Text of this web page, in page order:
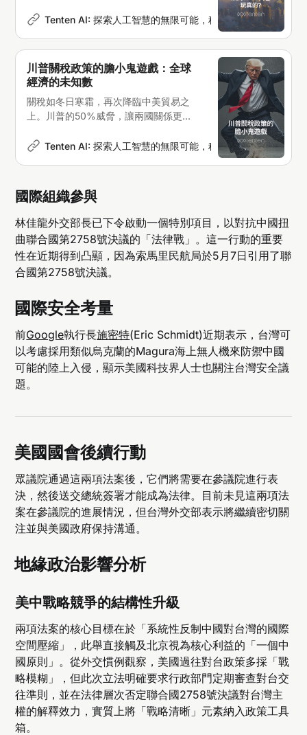
13.3的匯率需要台幣升值超過55%，這
Tenten AI: 探索人工智慧的無限可能，科技新聞深度解析
川普關稅政策的膽小鬼遊戲：全球
經濟的未知數
關稅如冬日寒霜，再次降臨中美貿易之
上。川普的50%威脅，讓兩國關係更顯
Tenten AI: 探索人工智慧的無限可能，科技新聞深度解析
國際組織參與
林佳龍外交部長已下令啟動一個特別項目，以對抗中國扭
曲聯合國第2758號決議的「法律戰」。這一行動的重要
性在近期得到凸顯，因為索馬里民航局於5月7日引用了聯
合國第2758號決議。
國際安全考量
前Google執行長施密特(Eric Schmidt)近期表示，台灣可
以考慮採用類似烏克蘭的Magura海上無人機來防禦中國
可能的陸上入侵，顯示美國科技界人士也關注台灣安全議
題。
美國國會後續行動
眾議院通過這兩項法案後，它們將需要在參議院進行表
決，然後送交總統簽署才能成為法律。目前未見這兩項法
案在參議院的進展情況，但台灣外交部表示將繼續密切關
注並與美國政府保持溝通。
地緣政治影響分析
美中戰略競爭的結構性升級
兩項法案的核心目標在於「系統性反制中國對台灣的國際
空間壓縮」，此舉直接觸及北京視為核心利益的「一個中
國原則」。從外交慣例觀察，美國過往對台政策多採「戰
略模糊」，但此次立法明確要求行政部門定期審查對台交
往準則，並在法律層次否定聯合國2758號決議對台灣主
權的解釋效力，實質上將「戰略清晰」元素納入政策工具
箱。